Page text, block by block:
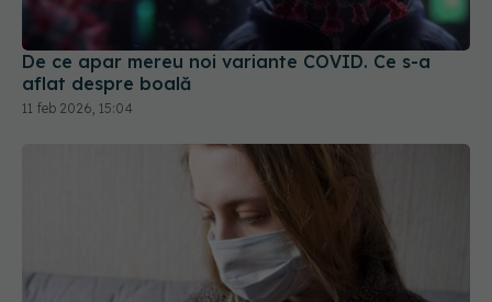
De ce apar mereu noi variante COVID. Ce s-a
aflat despre boală
11 feb 2026, 15:04